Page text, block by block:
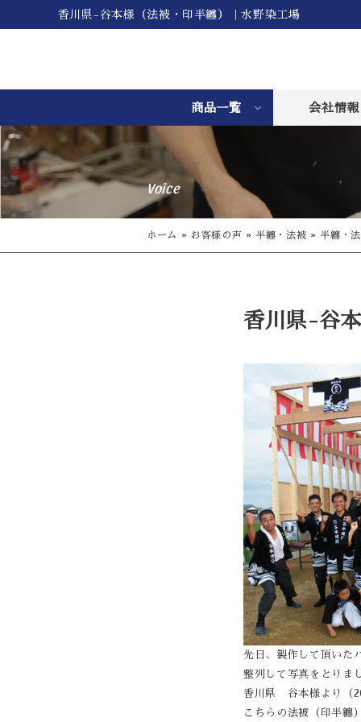
香川県-谷本様（法被・印半纏）｜水野染工場
商品一覧 会社情報
Voice
ホーム » お客様の声 »半纏・法被 »半纏・
香川県-谷
先日、製作して頂いた
整列して写真をとりま
香川県 谷本様より（
こちらの法被（印半纏